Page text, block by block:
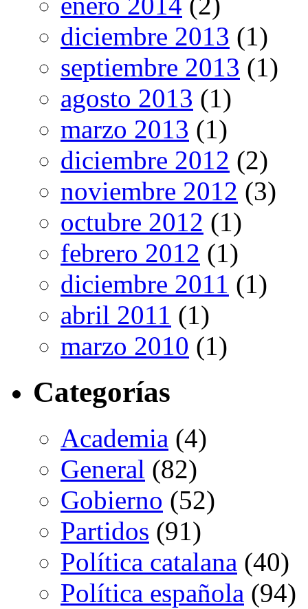
diciembre 2013 (1)
septiembre 2013 (1)
agosto 2013 (1)
marzo 2013 (1)
diciembre 2012 (2)
noviembre 2012 (3)
octubre 2012 (1)
febrero 2012 (1)
diciembre 2011 (1)
abril 2011 (1)
marzo 2010 (1)
Categorías
Academia (4)
General (82)
Gobierno (52)
Partidos (91)
Política catalana (40)
Política española (94)